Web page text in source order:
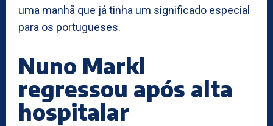
uma manhã que já tinha um significado especial
para os portugueses.
Nuno Markl
regressou após alta
hospitalar